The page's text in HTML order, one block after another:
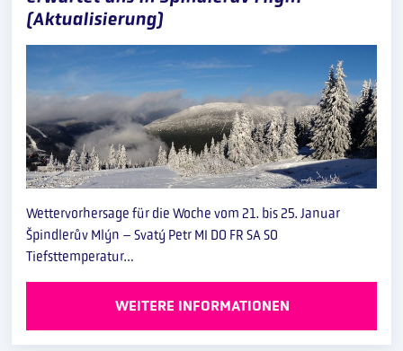
(Aktualisierung)
Wettervorhersage für die Woche vom 21. bis 25. Januar
Špindlerův Mlýn – Svatý Petr MI DO FR SA SO
Tiefsttemperatur…
WEITERE INFORMATIONEN